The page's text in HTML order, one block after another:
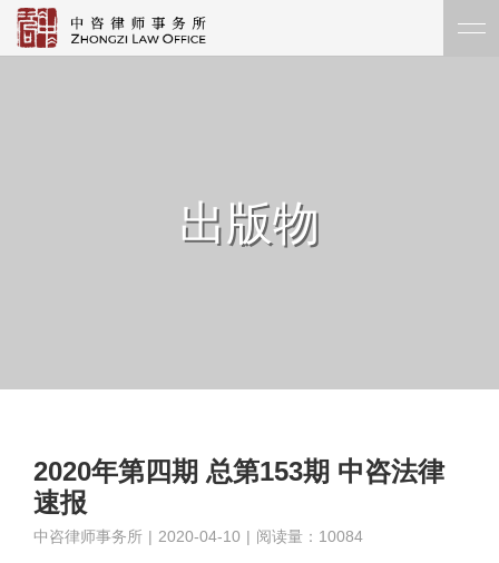
出版物
2020年第四期 总第153期 中咨法律
速报
中咨律师事务所 | 2020-04-10 | 阅读量：10084